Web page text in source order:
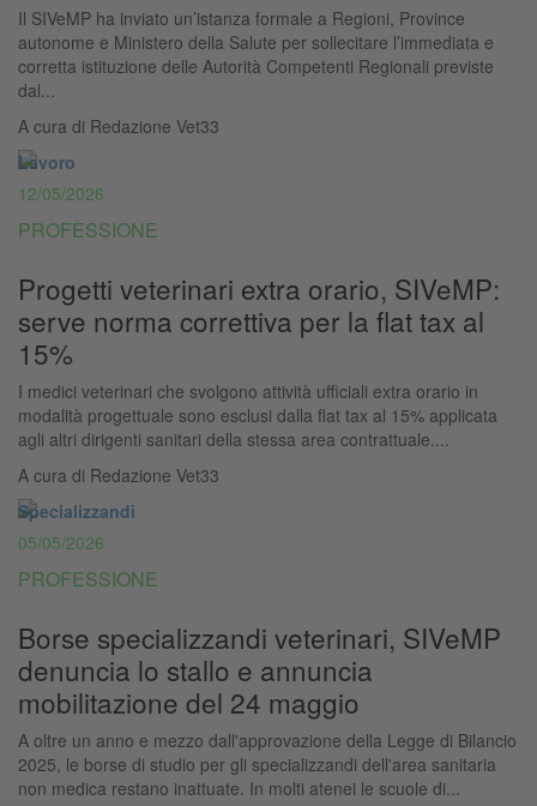
Il SIVeMP ha inviato un’istanza formale a Regioni, Province
autonome e Ministero della Salute per sollecitare l’immediata e
corretta istituzione delle Autorità Competenti Regionali previste
dal...
A cura di Redazione Vet33
Lavoro
12/05/2026
PROFESSIONE
Progetti veterinari extra orario, SIVeMP:
serve norma correttiva per la flat tax al
15%
I medici veterinari che svolgono attività ufficiali extra orario in
modalità progettuale sono esclusi dalla flat tax al 15% applicata
agli altri dirigenti sanitari della stessa area contrattuale....
A cura di Redazione Vet33
Specializzandi
05/05/2026
PROFESSIONE
Borse specializzandi veterinari, SIVeMP
denuncia lo stallo e annuncia
mobilitazione del 24 maggio
A oltre un anno e mezzo dall'approvazione della Legge di Bilancio
2025, le borse di studio per gli specializzandi dell'area sanitaria
non medica restano inattuate. In molti atenei le scuole di...